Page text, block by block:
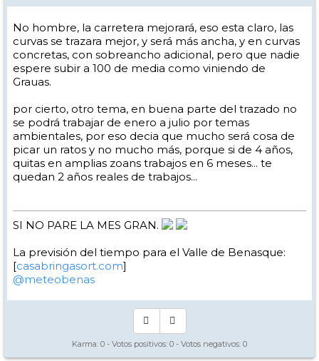
No hombre, la carretera mejorará, eso esta claro, las
curvas se trazara mejor, y será más ancha, y en curvas
concretas, con sobreancho adicional, pero que nadie
espere subir a 100 de media como viniendo de
Grauas.
por cierto, otro tema, en buena parte del trazado no
se podrá trabajar de enero a julio por temas
ambientales, por eso decia que mucho será cosa de
picar un ratos y no mucho más, porque si de 4 años,
quitas en amplias zoans trabajos en 6 meses... te
quedan 2 años reales de trabajos...
SI NO PARE LA MES GRAN.
La previsión del tiempo para el Valle de Benasque:
[casabringasort.com]
@meteobenas
Karma: 0 - Votos positivos: 0 - Votos negativos: 0